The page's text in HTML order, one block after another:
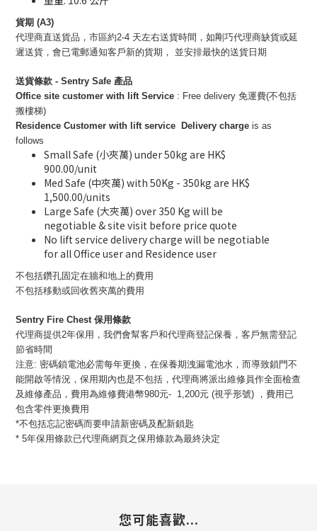
貨期 (A3)
代理商直送貨品，市區約2-4 天左右送貨時間，如剛巧代理商缺貨或延
遲送貨，會已電郵通知客戶新的貨期， 並安排最快的送貨日期
送貨條款 - Sentry Safe 產品
Office site customer with lift Service : Free delivery 免運費(不包括
搬樓梯)
Residence Customer with lift service Delivery charge is as
follows
Small Safe (小夾萬) under 50kg are HK$
900.00/unit
Med Safe (中夾萬) with 50Kg - 350kg are HK$
1,500.00/units
Large Safe (大夾萬) over 350 Kg will be
negotiable & site visit before price quote
No lift service delivery charge will be negotiable
for all Office user and Residence user
不包括鑽孔固定在牆和地上的費用
不包括移動或回收舊夾萬的費用
Sentry Fire Chest 保用條款
代理商提供2年保用，我們會幫客戶和代理商登記保養，客戶無需登記
節省時間
注意: 密碼鎖電池必需每年更換，在保養期洩漏電池水，而導致鎖門不
能開啟等情況，保用期內也是不包括，代理商將派出維修員作全面檢查
及維修產品，費用為維修費港幣980元- 1,200元 (視乎形號) ，費用已
包含零件更換費用
*不包括忘記密碼而要申請新密碼及配新鎖匙
* 5年保用條款已代理商網頁之保用條款為最終決定
您可能喜歡...